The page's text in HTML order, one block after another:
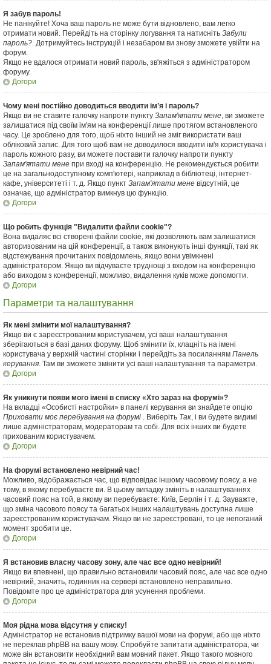
Я забув пароль!
Не панікуйте! Хоча ваш пароль не може бути відновлено, вам легко
отримати новий. Перейдіть на сторінку логування та натисніть Забули
пароль?. Дотримуйтесь інструкцій і незабаром ви знову зможете увійти на
форум.
Якщо не вдалося отримати новий пароль, зв'яжіться з адміністратором
форуму.
Догори
Чому мені постійно доводиться вводити ім’я і пароль?
Якщо ви не ставите галочку напроти пункту Запам'ятати мене, ви зможете
залишатися під своїм ім'ям на конференції лише протягом встановленого
часу. Це зроблено для того, щоб ніхто інший не зміг використати ваш
обліковий запис. Для того щоб вам не доводилося вводити ім'я користувача і
пароль кожного разу, ви можете поставити галочку напроти пункту
Запам'ятати мене при вході на конференцію. Не рекомендується робити
це на загальнодоступному комп'ютері, наприклад в бібліотеці, інтернет-
кафе, університеті і т. д. Якщо пункт Запам'ятати мене відсутній, це
означає, що адміністратор вимкнув цю функцію.
Догори
Що робить функція "Видалити файли cookie"?
Вона видаляє всі створені файли cookie, які дозволяють вам залишатися
авторизованим на цій конференції, а також виконують інші функції, такі як
відстежування прочитаних повідомлень, якщо вони увімкнені
адміністратором. Якщо ви відчуваєте труднощі з входом на конференцію
або виходом з конференції, можливо, видалення куків може допомогти.
Догори
Параметри та налаштування
Як мені змінити мої налаштування?
Якщо ви є зареєстрованим користувачем, усі ваші налаштування
зберігаються в базі даних форуму. Щоб змінити їх, клацніть на імені
користувача у верхній частині сторінки і перейдіть за посиланням Панель
керування. Там ви зможете змінити усі ваші налаштування та параметри.
Догори
Як уникнути появи мого імені в списку «Хто зараз на форумі»?
На вкладці «Особисті настройки» в панелі керування ви знайдете опцію
Приховати моє перебування на форумі . Виберіть Так, і ви будете видимі
лише адміністраторам, модераторам та собі. Для всіх інших ви будете
прихованим користувачем.
Догори
На форумі встановлено невірний час!
Можливо, відображається час, що відповідає іншому часовому поясу, а не
тому, в якому перебуваєте ви. В цьому випадку змініть в налаштуваннях
часовий пояс на той, в якому ви перебуваєте: Київ, Берлін і т. д. Зауважте,
що зміна часового поясу та багатьох інших налаштувань доступна лише
зареєстрованим користувачам. Якщо ви не зареєстровані, то це непоганий
момент зробити це.
Догори
Я встановив власну часову зону, але час все одно невірний!
Якщо ви впевнені, що правильно встановили часовий пояс, але час все одно
невірний, значить, годинник на сервері встановлено неправильно.
Повідомте про це адміністратора для усунення проблеми.
Догори
Моя рідна мова відсутня у списку!
Адміністратор не встановив підтримку вашої мови на форумі, або ще ніхто
не переклав phpBB на вашу мову. Спробуйте запитати адміністратора, чи
може він встановити необхідний вам мовний пакет. Якщо такого мовного